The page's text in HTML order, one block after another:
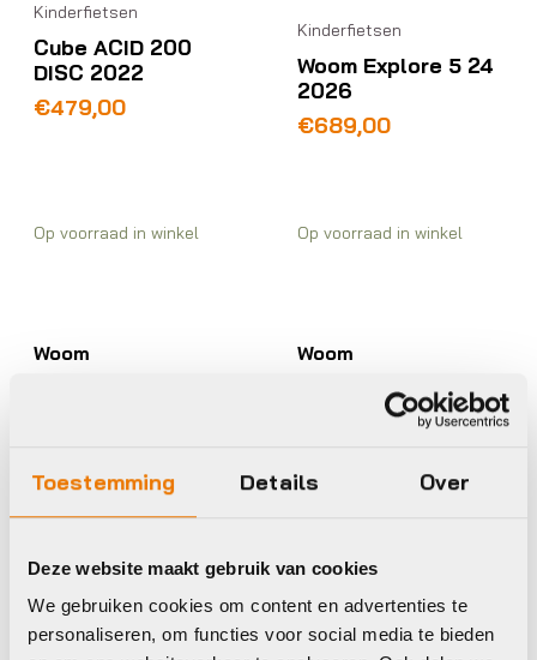
Toestemming Details Over
Deze website maakt gebruik van cookies
We gebruiken cookies om content en advertenties te
personaliseren, om functies voor social media te bieden
Kinderfietsen
Cube ACID 200
DISC 2022
€479,00
Op voorraad in winkel
Kinderfietsen
Woom Explore 5 24
2026
€689,00
Op voorraad in winkel
Woom
Kinderfietsen
Woom EXPLORE 4
20 Mixed 2026
Woom
Kinderfietsen
Woom Explore 5
2025